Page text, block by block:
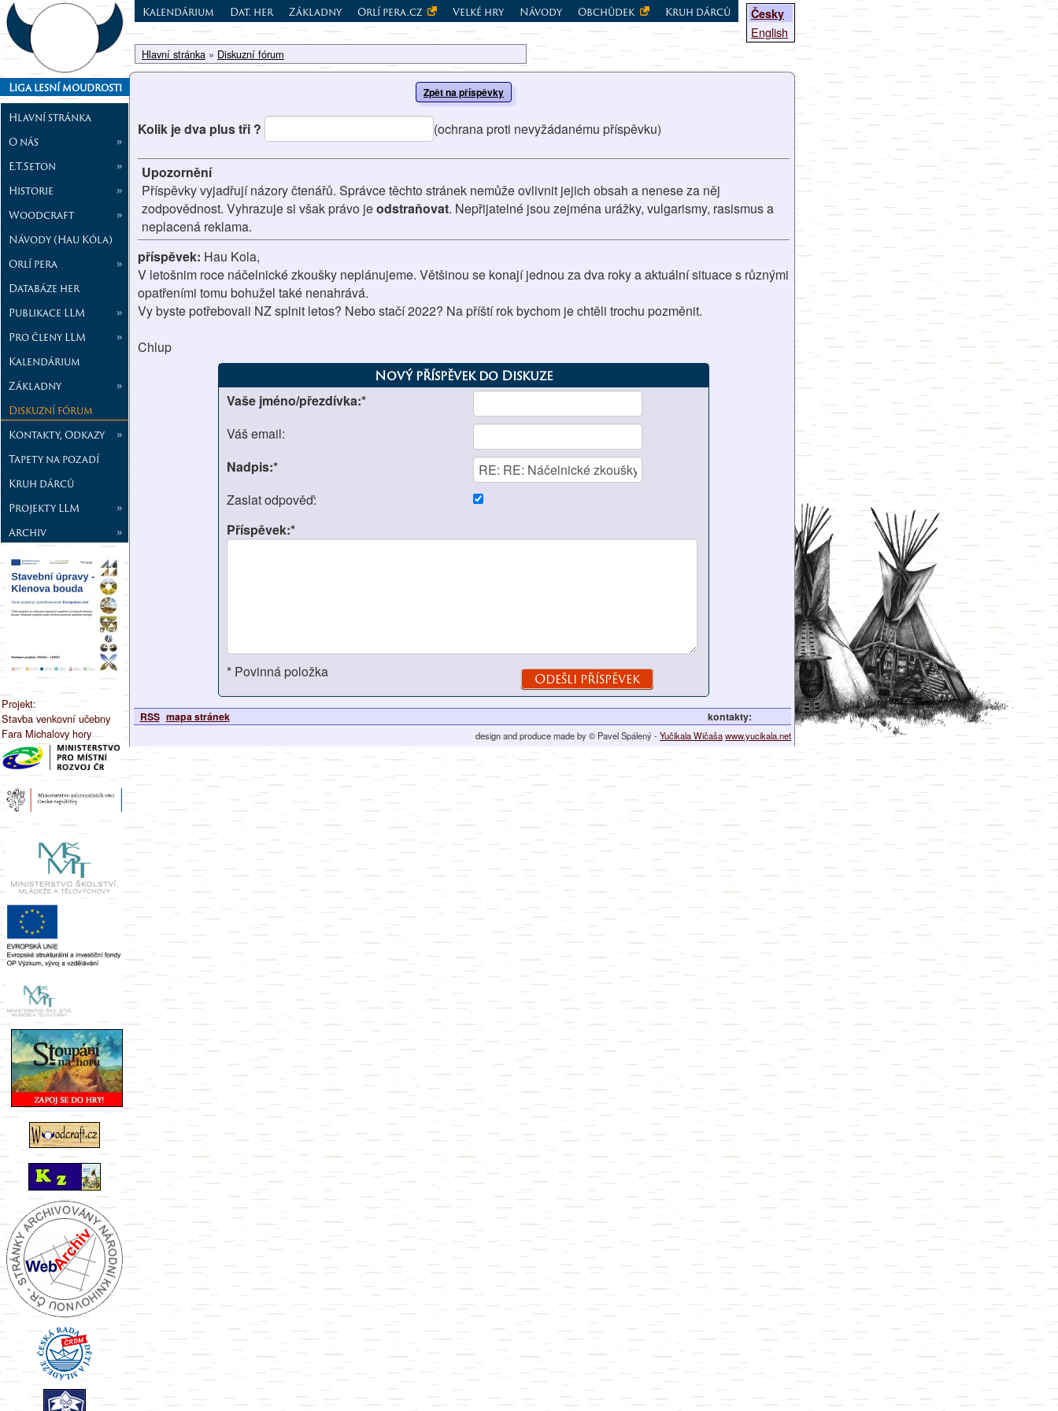
Liga lesní moudrosti
Hlavní stránka
O nás
»
E.T.Seton
»
Historie
»
Woodcraft
»
Návody (Hau Kóla)
Orlí pera
»
Databáze her
Publikace LLM
»
Pro členy LLM
»
Kalendárium
Základny
»
Diskuzní fórum
Kontakty, Odkazy
»
Tapety na pozadí
Kruh dárců
Projekty LLM
»
Archiv
»
Projekt:
Stavba venkovní učebny
Fara Michalovy hory
Česky
English
Kalendárium Dat. her Základny Orlí pera.cz Velké hry Návody Obchůdek Kruh dárců
Hlavní stránka » Diskuzní fórum
Zpět na příspěvky
Kolik je dva plus tři ? (ochrana proti nevyžádanému příspěvku)
Upozornění
Příspěvky vyjadřují názory čtenářů. Správce těchto stránek nemůže ovlivnit jejich obsah a nenese za něj
zodpovědnost. Vyhrazuje si však právo jeodstraňovat. Nepřijatelné jsou zejména urážky, vulgarismy, rasismus a
neplacená reklama.
příspěvek: Hau Kola,
V letošnim roce náčelnické zkoušky neplánujeme. Většinou se konají jednou za dva roky a aktuální situace s různými
opatřeními tomu bohužel také nenahrává.
Vy byste potřebovali NZ splnit letos? Nebo stačí 2022? Na příští rok bychom je chtěli trochu pozměnit.
Chlup
Nový příspěvek do Diskuze
Vaše jméno/přezdívka:*
Váš email:
Nadpis:*
Zaslat odpověď:
Příspěvek:*
* Povinná položka
RSS mapa stránek kontakty:
design and produce made by © Pavel Spálený -Yučikala Wičašawww.yucikala.net